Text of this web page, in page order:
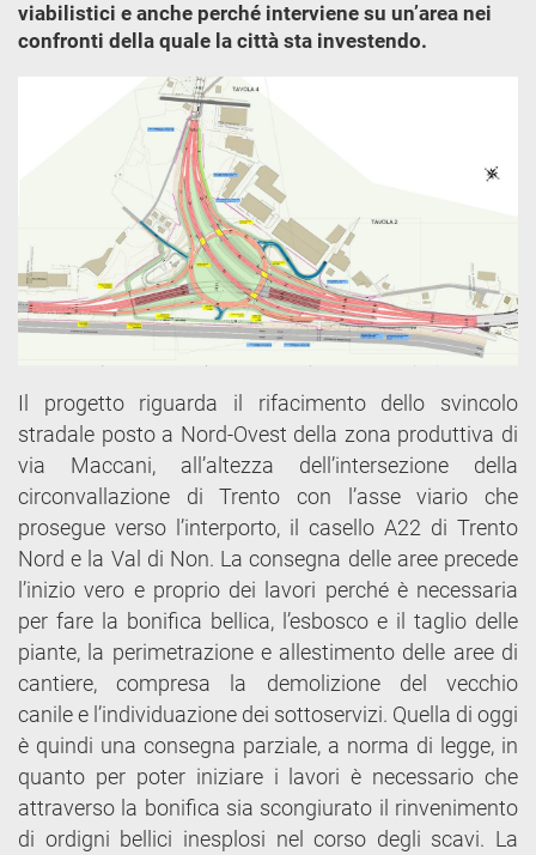
viabilistici e anche perché interviene su un’area nei
confronti della quale la città sta investendo.
Il progetto riguarda il rifacimento dello svincolo
stradale posto a Nord-Ovest della zona produttiva di
via Maccani, all’altezza dell’intersezione della
circonvallazione di Trento con l’asse viario che
prosegue verso l’interporto, il casello A22 di Trento
Nord e la Val di Non. La consegna delle aree precede
l’inizio vero e proprio dei lavori perché è necessaria
per fare la bonifica bellica, l’esbosco e il taglio delle
piante, la perimetrazione e allestimento delle aree di
cantiere, compresa la demolizione del vecchio
canile e l’individuazione dei sottoservizi. Quella di oggi
è quindi una consegna parziale, a norma di legge, in
quanto per poter iniziare i lavori è necessario che
attraverso la bonifica sia scongiurato il rinvenimento
di ordigni bellici inesplosi nel corso degli scavi. La